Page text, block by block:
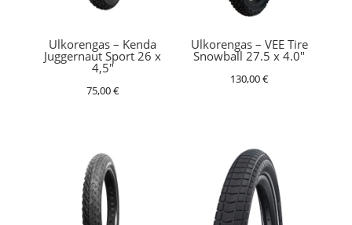
Ulkorengas – Kenda
Juggernaut Sport 26 x
4,5″
75,00€
Ulkorengas – VEE Tire
Snowball 27.5 x 4.0″
130,00€